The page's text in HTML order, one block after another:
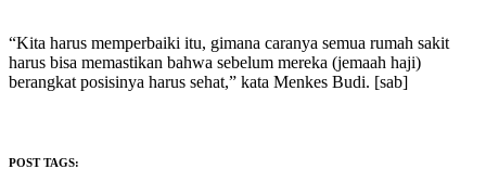
“Kita harus memperbaiki itu, gimana caranya semua rumah sakit
harus bisa memastikan bahwa sebelum mereka (jemaah haji)
berangkat posisinya harus sehat,” kata Menkes Budi. [sab]
POST TAGS: